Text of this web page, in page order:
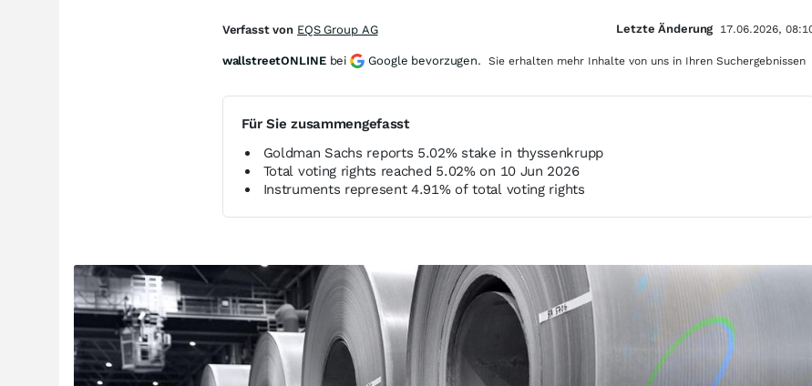
Für Sie zusammengefasst
Goldman Sachs reports 5.02% stake in thyssenkrupp
Total voting rights reached 5.02% on 10 Jun 2026
Instruments represent 4.91% of total voting rights
Verfasst von EQS Group AG Letzte Änderung 17.06.2026,
wallstreetONLINE bei Google bevorzugen. Sie erhalten mehr Inhalte von uns in Ihren Suchergebnissen